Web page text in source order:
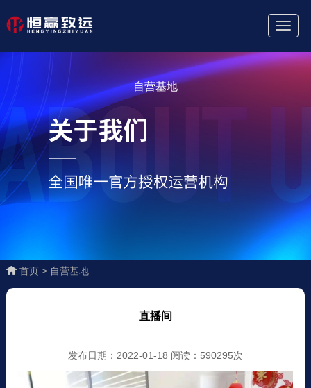
自营基地
首页 > 自营基地
直播间
发布日期：2022-01-18 阅读：590295次